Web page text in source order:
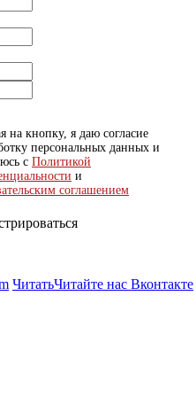
на кнопку, я даю согласие
персональных данных и
с Политикой
и
соглашением
ЧитатьЧитайте нас Вконтакте